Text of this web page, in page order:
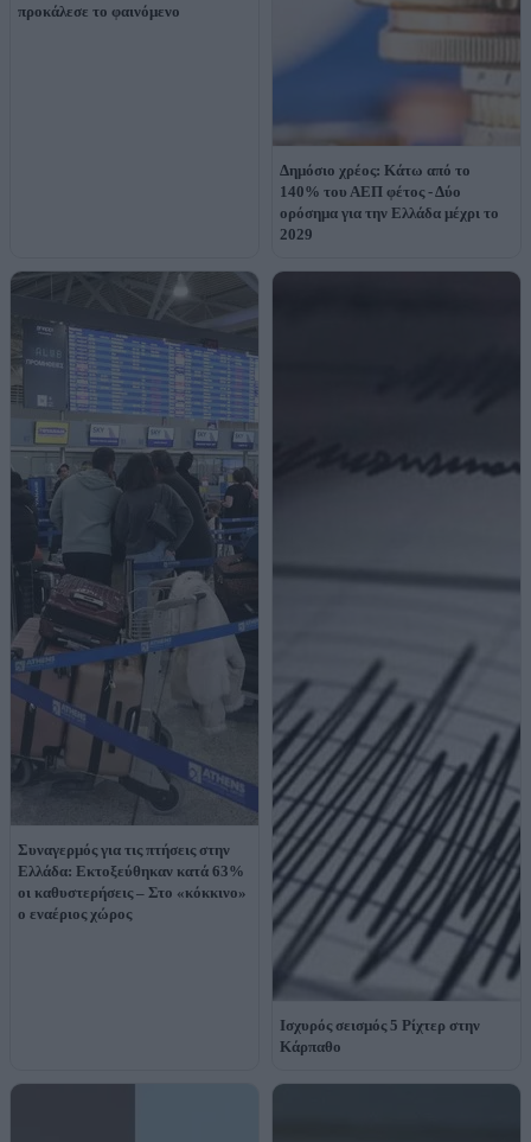
προκάλεσε το φαινόμενο
Δημόσιο χρέος: Κάτω από το
140% του ΑΕΠ φέτος - Δύο
ορόσημα για την Ελλάδα μέχρι το
2029
Συναγερμός για τις πτήσεις στην
Ελλάδα: Εκτοξεύθηκαν κατά 63%
οι καθυστερήσεις – Στο «κόκκινο»
ο εναέριος χώρος
Ισχυρός σεισμός 5 Ρίχτερ στην
Κάρπαθο